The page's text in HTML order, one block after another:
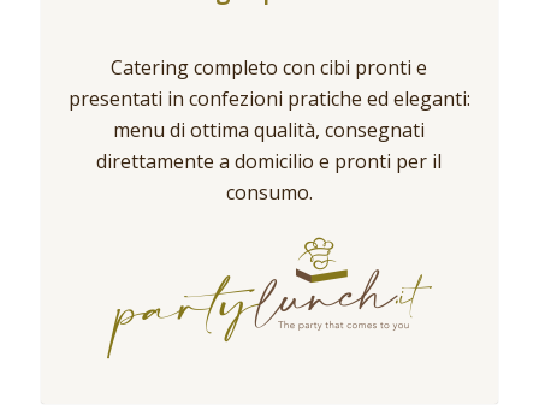
Catering completo con cibi pronti e
presentati in confezioni pratiche ed eleganti:
menu di ottima qualità, consegnati
direttamente a domicilio e pronti per il
consumo.